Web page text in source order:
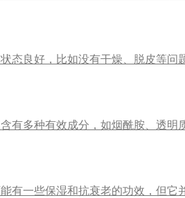
态良好，比如没有干燥、脱皮等
有多种有效成分，如烟酰胺、透
有一些保湿和抗衰老的功效，但